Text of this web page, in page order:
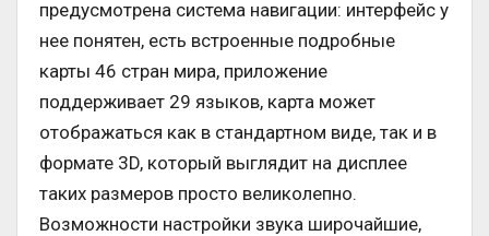
предусмотрена система навигации: интерфейс у
нее понятен, есть встроенные подробные
карты 46 стран мира, приложение
поддерживает 29 языков, карта может
отображаться как в стандартном виде, так и в
формате 3D, который выглядит на дисплее
таких размеров просто великолепно.
Возможности настройки звука широчайшие,